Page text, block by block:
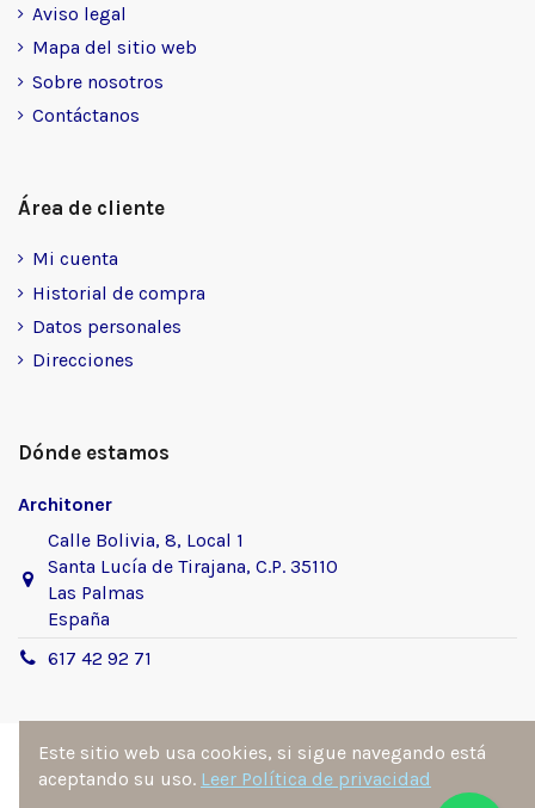
Aviso legal
Mapa del sitio web
Sobre nosotros
Contáctanos
Área de cliente
Mi cuenta
Historial de compra
Datos personales
Direcciones
Dónde estamos
Architoner
Calle Bolivia, 8, Local 1
Santa Lucía de Tirajana, C.P. 35110
Las Palmas
España
617 42 92 71
Este sitio web usa cookies, si sigue navegando está
aceptando su uso. Leer Política de privacidad